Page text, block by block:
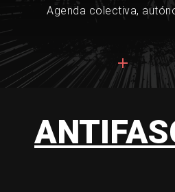
Agenda colectiva,